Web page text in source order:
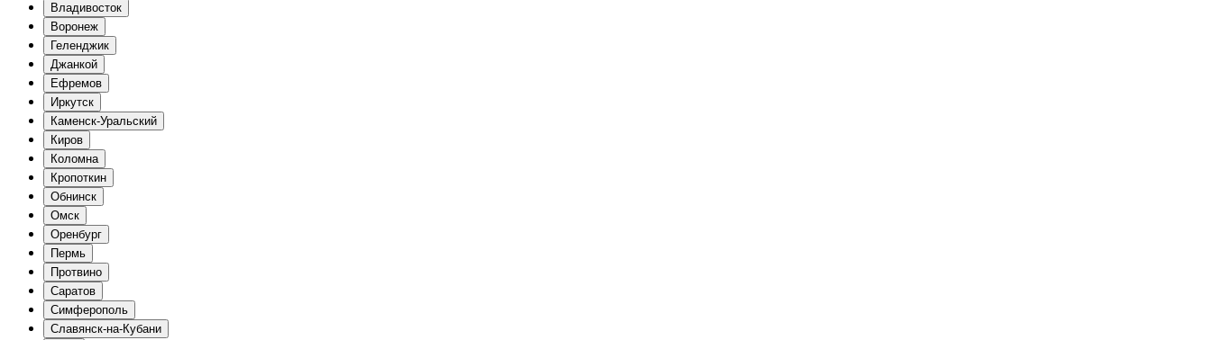
Владивосток
Воронеж
Геленджик
Джанкой
Ефремов
Иркутск
Каменск-Уральский
Киров
Коломна
Кропоткин
Обнинск
Омск
Оренбург
Пермь
Протвино
Саратов
Симферополь
Славянск-на-Кубани